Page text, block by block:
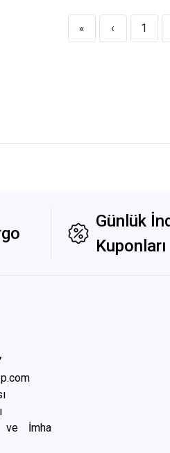
« ‹ 1
Günlük
Kuponları
ve İmha